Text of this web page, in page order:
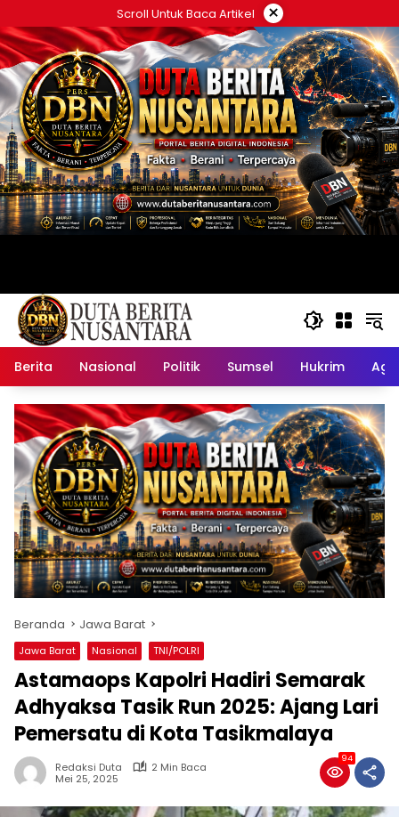
ke
konten
Scroll Untuk Baca Artikel ×
Berita Nasional Politik Sumsel Hukrim
Beranda Jawa Barat
Jawa Barat Nasional TNI/POLRI
Astamaops Kapolri Hadiri Semarak
Adhyaksa Tasik Run 2025: Ajang Lari
Pemersatu di Kota Tasikmalaya
Redaksi Duta
2 Min Baca
Mei 25, 2025
94